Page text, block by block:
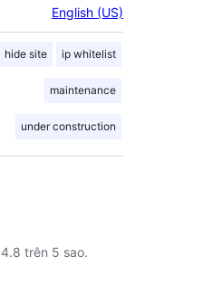
English (US)
hide site ip whitelist
maintenance
under construction
4.8 trên 5 sao.